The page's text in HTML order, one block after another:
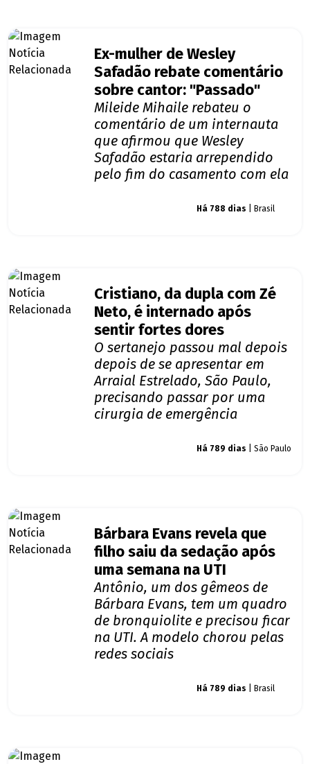
Ex-mulher de Wesley
Safadão rebate comentário
sobre cantor: "Passado"
Mileide Mihaile rebateu o
comentário de um internauta
que afirmou que Wesley
Safadão estaria arrependido
pelo fim do casamento com ela
Há 788 dias | Brasil
Cristiano, da dupla com Zé
Neto, é internado após
sentir fortes dores
O sertanejo passou mal depois
depois de se apresentar em
Arraial Estrelado, São Paulo,
precisando passar por uma
cirurgia de emergência
Há 789 dias | São Paulo
Bárbara Evans revela que
filho saiu da sedação após
uma semana na UTI
Antônio, um dos gêmeos de
Bárbara Evans, tem um quadro
de bronquiolite e precisou ficar
na UTI. A modelo chorou pelas
redes sociais
Há 789 dias | Brasil